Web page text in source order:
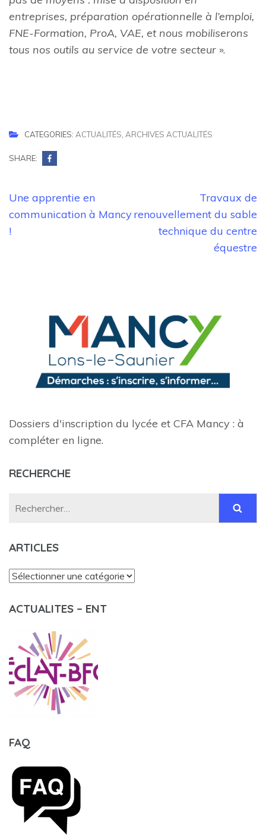
entreprises, préparation opérationnelle à l’emploi,
FNE-Formation, ProA, VAE, et nous mobiliserons
tous nos outils au service de votre secteur ».
CATEGORIES: ACTUALITÉS ARCHIVES ACTUALITÉS
SHARE:
Navigation
de
l’article
Une apprentie en
communication à Mancy
!
Travaux de
renouvellement du sable
technique du centre
équestre
Dossiers d'inscription du lycée et CFA Mancy : à
compléter en ligne.
RECHERCHE
Rechercher :
ARTICLES
Articles
ACTUALITES – ENT
FAQ